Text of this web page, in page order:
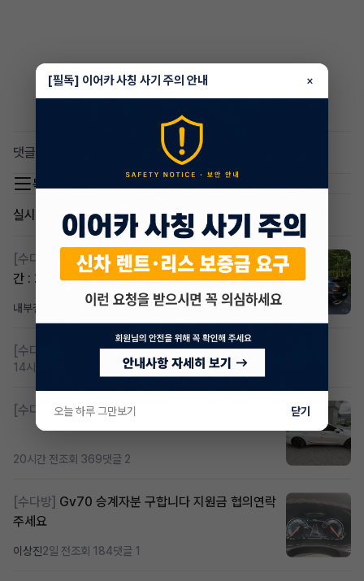
댓글 0
목록 이동
실시간 인기글
[수다방]
스포티지하이브리드 승계합니다(잔여렌트기
간 : 26개월)
내부결재 조회 811댓글 1
[수다방] 저신용 무심사 or 신차 렌트 찾으시는분!!
14시간 전 댓글 2
[수다방] K8 하이브리드 (풀옵션) 758,780원
20시간 전조회 369댓글 2
[수다방] Gv70 승계자분 구합니다 지원금 협의연락
주세요
이상진2일 전조회 184댓글 1
[필독] 이어카 사칭 사기 주의 안내 ×
오늘 하루 그만보기 닫기